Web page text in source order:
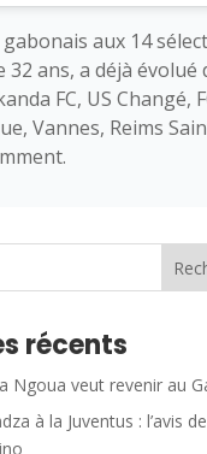
aux 14
32 ans, a déjà évolué
FC, US Changé,
Vannes, Reims
récents
Ngoua veut revenir au
à la Juventus : l’avis